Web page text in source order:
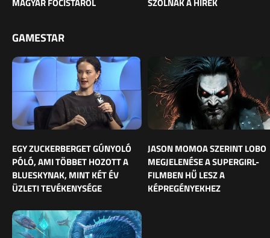
MAGYAR FOCISTÁRÓL SZÓLNAK A HÍREK
GAMESTAR
EGY ZUCKERBERGET GÚNYOLÓ
PÓLÓ, AMI TÖBBET HOZOTT A
BLUESKYNAK, MINT KÉT ÉV
ÜZLETI TEVÉKENYSÉGE
JASON MOMOA SZERINT LOBO
MEGJELENÉSE A SUPERGIRL-
FILMBEN HŰ LESZ A
KÉPREGÉNYEKHEZ